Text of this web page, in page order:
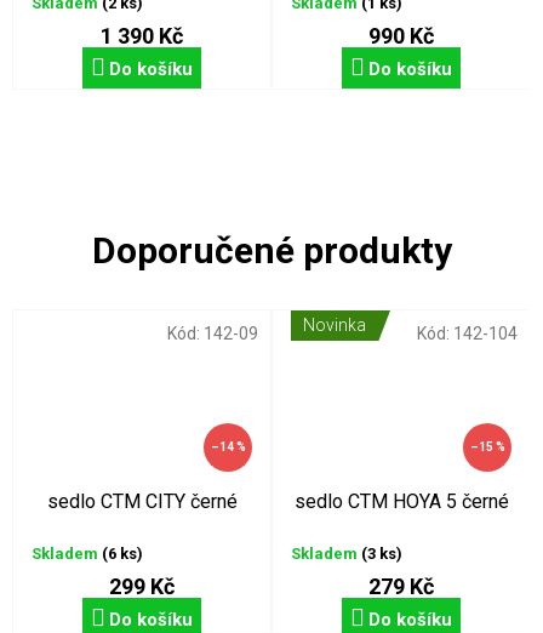
–14 %
sedlo CTM CITY černé
Skladem (6 ks)
299 Kč
Do košíku
Kód: 142-09 Novinka
–15 %
sedlo CTM HOYA 5 černé
Skladem (3 ks)
279 Kč
Do košíku
Kód: 142-104
1 390 Kč
Do košíku
990 Kč
Do košíku